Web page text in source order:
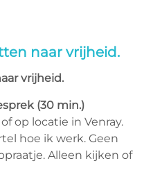
naar vrijheid.
vrijheid.
(30 min.)
op locatie in Venray.
hoe ik werk. Geen
Alleen kijken of